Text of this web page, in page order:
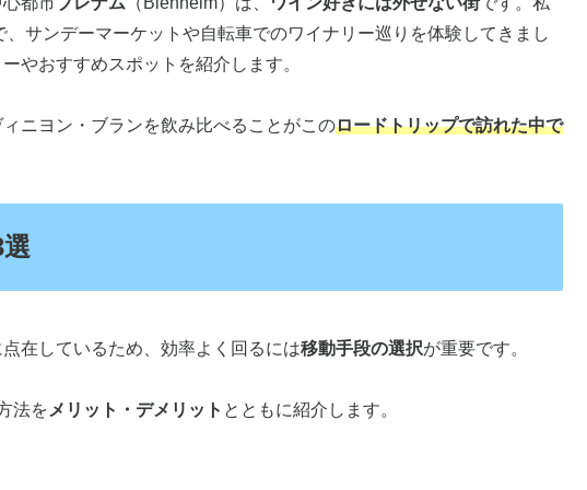
サンデーマーケットや自転車でのワイナリー巡りを体験してきまし
やおすすめスポットを紹介します。
ニヨン・ブランを飲み比べることがこのロードトリップで訪れた中で
在しているため、効率よく回るには移動手段の選択が重要です。
法を メリット・デメリット とともに紹介します。